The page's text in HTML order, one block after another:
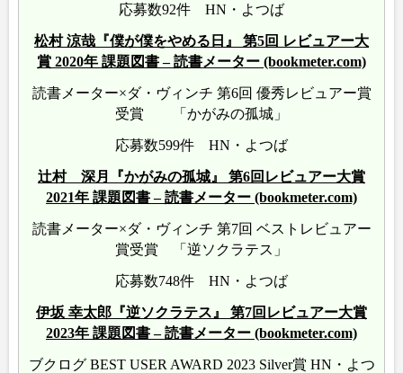
応募数92件 HN・よつば
松村 涼哉『僕が僕をやめる日』 第5回 レビュアー大
賞 2020年 課題図書 – 読書メーター (bookmeter.com)
読書メーター×ダ・ヴィンチ 第6回 優秀レビュアー賞
受賞 「かがみの孤城」
応募数599件 HN・よつば
辻村 深月『かがみの孤城』 第6回レビュアー大賞
2021年 課題図書 – 読書メーター (bookmeter.com)
読書メーター×ダ・ヴィンチ 第7回 ベストレビュアー
賞受賞 「逆ソクラテス」
応募数748件 HN・よつば
伊坂 幸太郎『逆ソクラテス』 第7回レビュアー大賞
2023年 課題図書 – 読書メーター (bookmeter.com)
ブクログ BEST USER AWARD 2023 Silver賞 HN・よつ